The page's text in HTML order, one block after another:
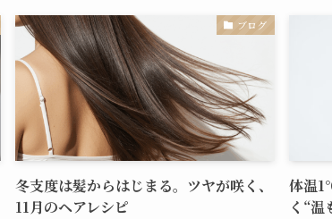
ブログ
冬支度は髪からはじまる。ツヤが咲く、
11月のヘアレシピ
体温
く“温